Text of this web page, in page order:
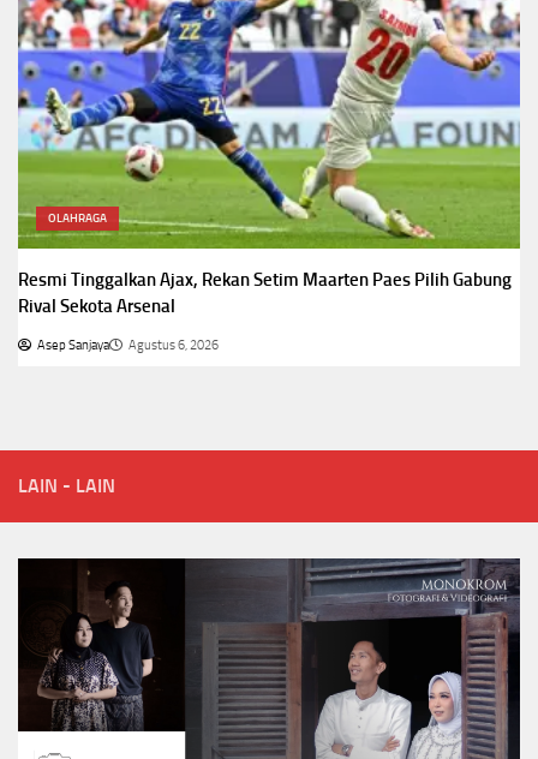
OLAHRAGA
Resmi Tinggalkan Ajax, Rekan Setim Maarten Paes Pilih Gabung
Rival Sekota Arsenal
Asep Sanjaya Agustus 6, 2026
LAIN - LAIN